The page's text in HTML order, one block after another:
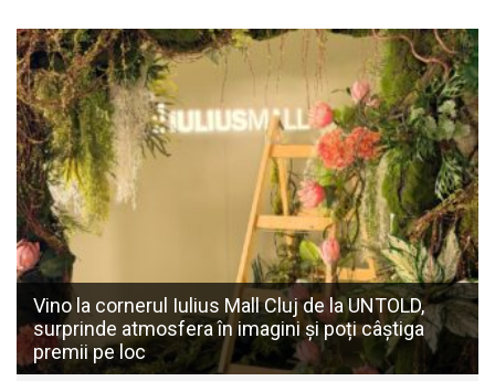
Vino la cornerul Iulius Mall Cluj de la UNTOLD,
surprinde atmosfera în imagini și poți câștiga
premii pe loc